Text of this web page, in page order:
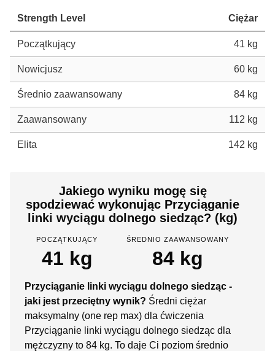
Strength Level Ciężar
Początkujący 41 kg
Nowicjusz 60 kg
Średnio zaawansowany 84 kg
Zaawansowany 112 kg
Elita 142 kg
Jakiego wyniku mogę się
spodziewać wykonując Przyciąganie
linki wyciągu dolnego siedząc? (kg)
POCZĄTKUJĄCY
41 kg
ŚREDNIO ZAAWANSOWANY
84 kg
Przyciąganie linki wyciągu dolnego siedząc -
jaki jest przeciętny wynik? Średni ciężar
maksymalny (one rep max) dla ćwiczenia
Przyciąganie linki wyciągu dolnego siedząc dla
mężczyzny to 84 kg. To daje Ci poziom średnio